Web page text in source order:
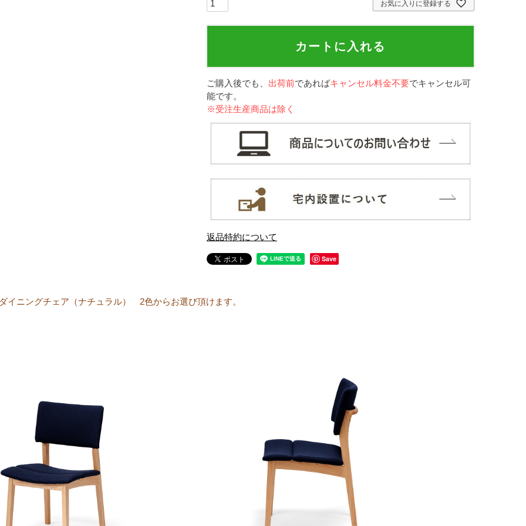
お気に入りに登録する
カートに入れる
ご購入後でも、 出荷前であればキャンセル料金不要でキャンセル可
能です。
※受注生産商品は除く
返品特約について
Save
イニングチェア（ナチュラル） 2色からお選び頂けます。